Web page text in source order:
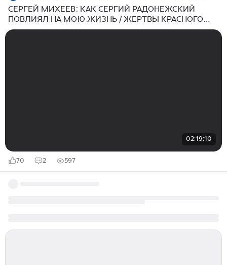
СЕРГЕЙ МИХЕЕВ: КАК СЕРГИЙ РАДОНЕЖСКИЙ
ПОВЛИЯЛ НА МОЮ ЖИЗНЬ / ЖЕРТВЫ КРАСНОГО
ТЕРРОРА. ДУХОВНЫЙ ПОДВИГ АЛАПАЕВСКИХ
02:19:10
70 2 597